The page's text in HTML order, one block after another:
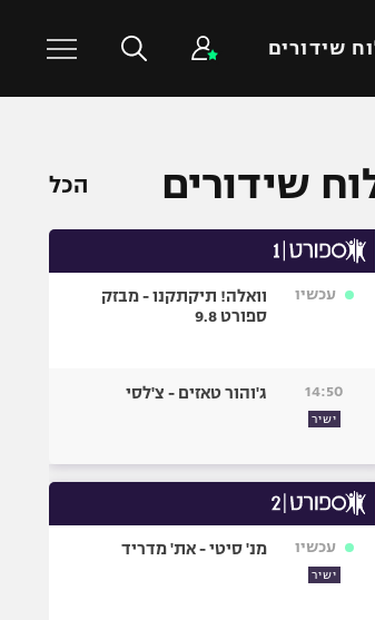
שידורים
כדורעף
שחייה
היאבקות WWE
ספורט מוטורי
שידורים הכל
עכשיו
וואלה! תיקתקנו - מבזק
ספורט 9.8
14:50
ישיר
ג'והור טאזים - צ'לסי
עכשיו
ישיר
מנ' סיטי - את' מדריד